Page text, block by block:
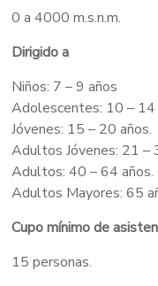
0 a 4000 m.s.n.m.
Dirigido a
Niños: 7 – 9 años
Adolescentes: 10 – 14
Jóvenes: 15 – 20 años.
Adultos Jóvenes: 21 –
Adultos: 40 – 64 años.
Adultos Mayores: 65
Cupo mínimo de
15 personas.